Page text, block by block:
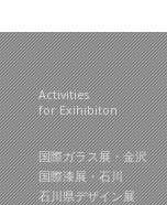
Activities
for Exihibiton
国際ガラス展・金沢
国際漆展・石川
石川県デザイン展